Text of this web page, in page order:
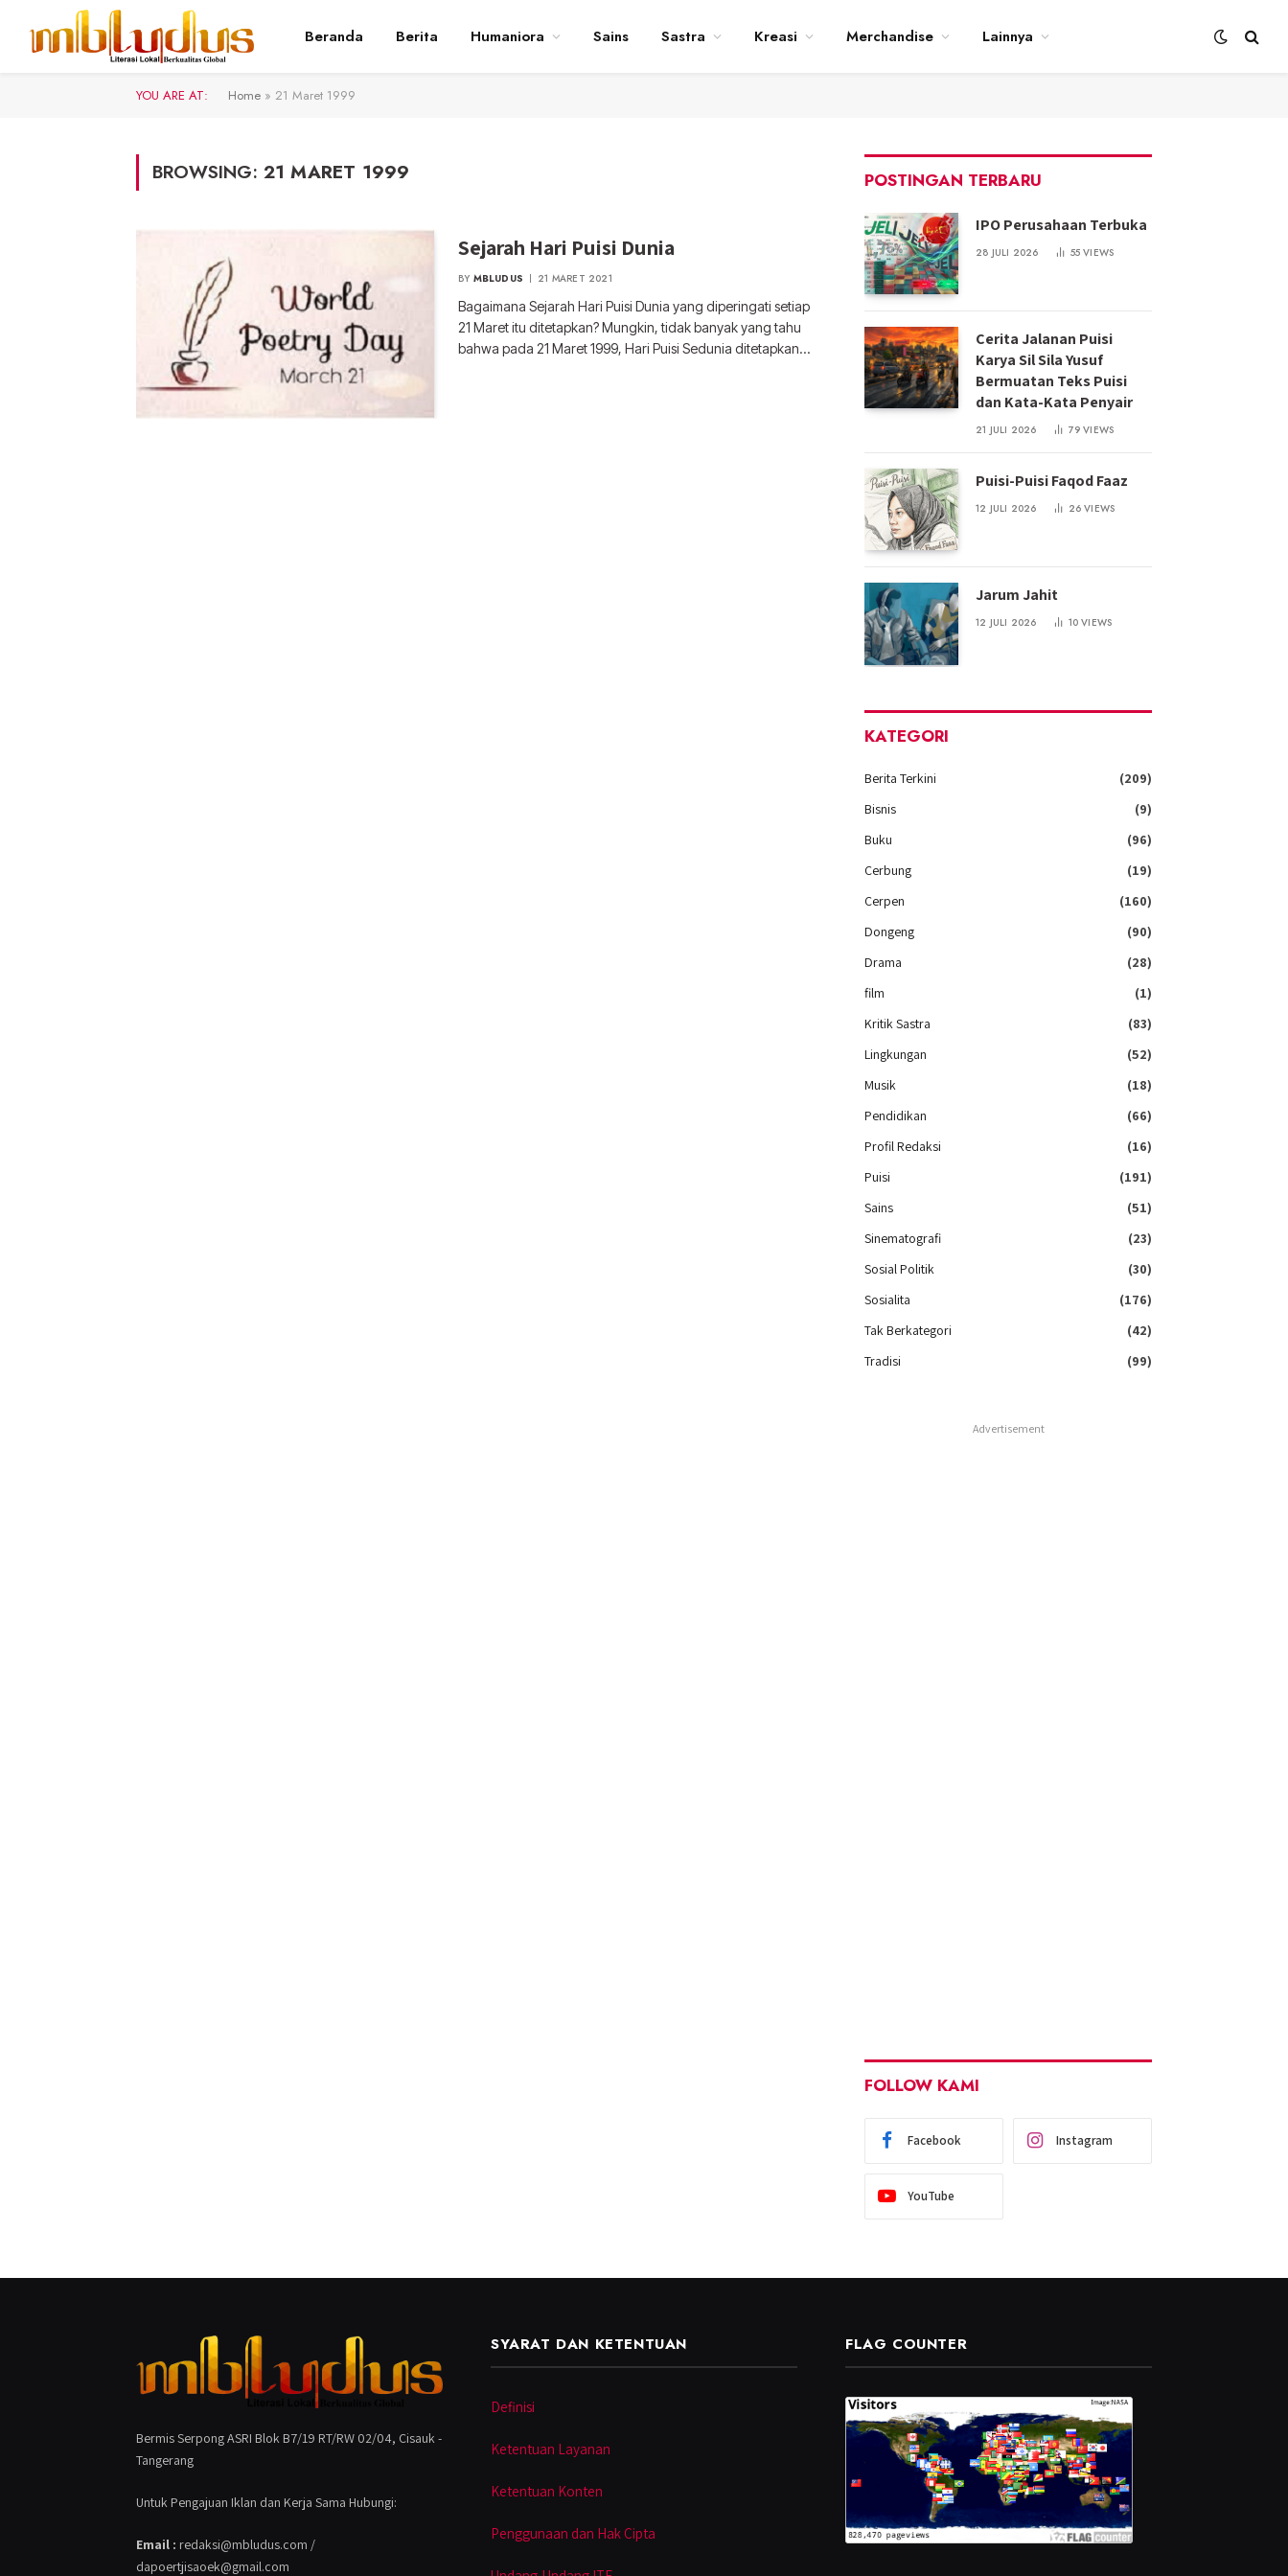
Beranda Berita Humaniora Sains Sastra Kreasi Merchandise Lainnya
YOU ARE AT: Home » 21 Maret 1999
BROWSING: 21 MARET 1999
Sejarah Hari Puisi Dunia
BY MBLUDUS 21 MARET 2021
Bagaimana Sejarah Hari Puisi Dunia yang diperingati setiap
21 Maret itu ditetapkan? Mungkin, tidak banyak yang tahu
bahwa pada 21 Maret 1999, Hari Puisi Sedunia ditetapkan…
POSTINGAN TERBARU
IPO Perusahaan Terbuka
28 JULI 2026 55VIEWS
Cerita Jalanan Puisi
Karya Sil Sila Yusuf
Bermuatan Teks Puisi
dan Kata-Kata Penyair
21 JULI 2026 79VIEWS
Puisi-Puisi Faqod Faaz
12 JULI 2026 26VIEWS
Jarum Jahit
12 JULI 2026 10VIEWS
KATEGORI
Berita Terkini
(209)
Bisnis
(9)
Buku
(96)
Cerbung
(19)
Cerpen
(160)
Dongeng
(90)
Drama
(28)
film
(1)
Kritik Sastra
(83)
Lingkungan
(52)
Musik
(18)
Pendidikan
(66)
Profil Redaksi
(16)
Puisi
(191)
Sains
(51)
Sinematografi
(23)
Sosial Politik
(30)
Sosialita
(176)
Tak Berkategori
(42)
Tradisi
(99)
Advertisement
FOLLOW KAMI
Facebook Instagram
YouTube
Bermis Serpong ASRI Blok B7/19 RT/RW 02/04, Cisauk -
Tangerang
Untuk Pengajuan Iklan dan Kerja Sama Hubungi:
Email : redaksi@mbludus.com /
dapoertjisaoek@gmail.com
SYARAT DAN KETENTUAN
Definisi
Ketentuan Layanan
Ketentuan Konten
Penggunaan dan Hak Cipta
FLAG COUNTER